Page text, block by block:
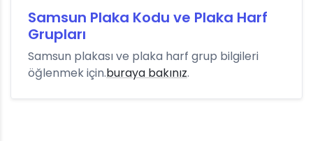
Samsun Plaka Kodu ve Plaka Harf
Grupları
Samsun plakası ve plaka harf grup bilgileri
öğlenmek için.buraya bakınız.